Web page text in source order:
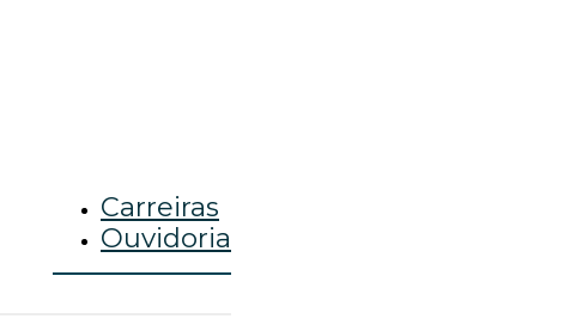
Carreiras
Ouvidoria